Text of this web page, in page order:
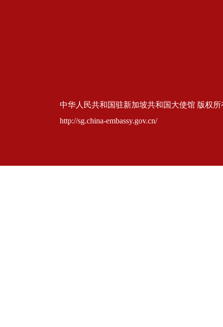
中华人民共和国驻新加坡共和国大使馆 版权所
http://sg.china-embassy.gov.cn/